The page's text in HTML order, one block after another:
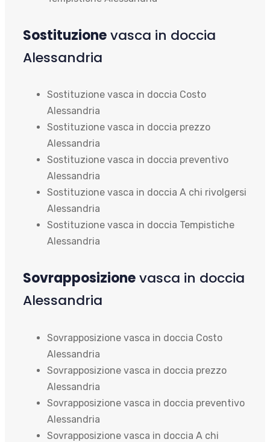
Sostituzionevasca in doccia
Alessandria
Sostituzione vasca in doccia Costo
Alessandria
Sostituzione vasca in doccia prezzo
Alessandria
Sostituzione vasca in doccia preventivo
Alessandria
Sostituzione vasca in doccia A chi rivolgersi
Alessandria
Sostituzione vasca in doccia Tempistiche
Alessandria
Sovrapposizionevasca in doccia
Alessandria
Sovrapposizione vasca in doccia Costo
Alessandria
Sovrapposizione vasca in doccia prezzo
Alessandria
Sovrapposizione vasca in doccia preventivo
Alessandria
Sovrapposizione vasca in doccia A chi